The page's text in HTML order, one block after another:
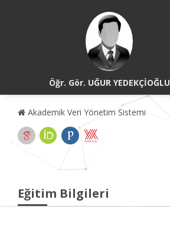
Öğr. Gör. UĞUR YEDEKÇİOĞLU
Akademik Veri Yönetim Sistemi
Eğitim Bilgileri